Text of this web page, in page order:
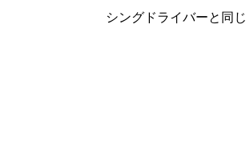
シングドライバーと同